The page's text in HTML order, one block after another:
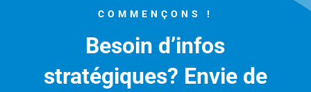
COMMENÇONS !
Besoin d’infos
stratégiques? Envie de